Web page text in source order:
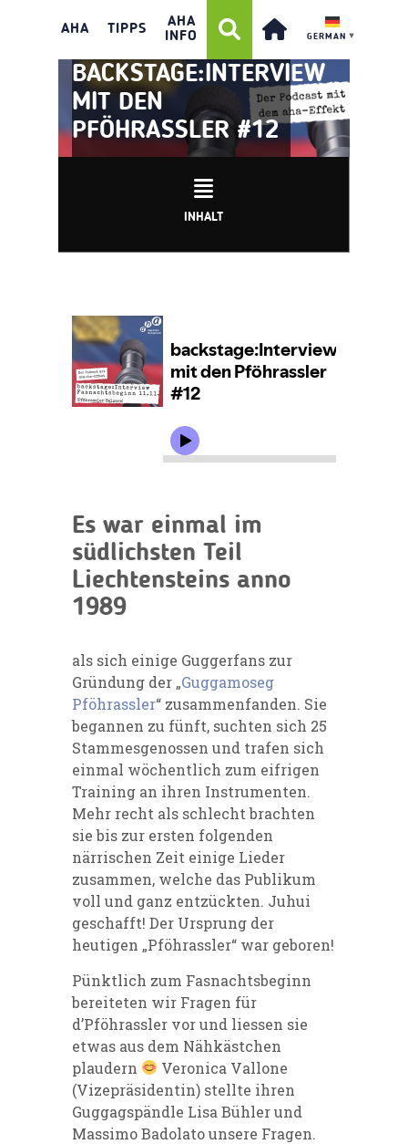
AHA TIPPS
AHA
INFO
GERMAN ▼
BACKSTAGE:INTERVIEW
MIT DEN
PFÖHRASSLER #12
INHALT
Es war einmal im
südlichsten Teil
Liechtensteins anno
1989
als sich einige Guggerfans zur
Gründung der „Guggamoseg
Pföhrassler“ zusammenfanden. Sie
begannen zu fünft, suchten sich 25
Stammesgenossen und trafen sich
einmal wöchentlich zum eifrigen
Training an ihren Instrumenten.
Mehr recht als schlecht brachten
sie bis zur ersten folgenden
närrischen Zeit einige Lieder
zusammen, welche das Publikum
voll und ganz entzückten. Juhui
geschafft! Der Ursprung der
heutigen „Pföhrassler“ war geboren!
Pünktlich zum Fasnachtsbeginn
bereiteten wir Fragen für
d’Pföhrassler vor und liessen sie
etwas aus dem Nähkästchen
plaudern
Veronica Vallone
(Vizepräsidentin) stellte ihren
Guggagspändle Lisa Bühler und
Massimo Badolato unsere Fragen.